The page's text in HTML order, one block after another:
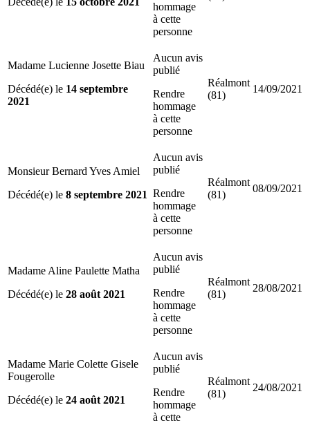
hommage
à cette
personne
Madame Lucienne Josette Biau
Décédé(e) le 14 septembre
2021
Aucun avis
publié
Rendre
hommage
à cette
personne
Réalmont
(81)
14/09/2021
Monsieur Bernard Yves Amiel
Décédé(e) le 8 septembre 2021
Aucun avis
publié
Rendre
hommage
à cette
personne
Réalmont
(81)
08/09/2021
Madame Aline Paulette Matha
Décédé(e) le 28 août 2021
Aucun avis
publié
Rendre
hommage
à cette
personne
Réalmont
(81)
28/08/2021
Madame Marie Colette Gisele
Fougerolle
Décédé(e) le 24 août 2021
Aucun avis
publié
Rendre
hommage
à cette
Réalmont
(81)
24/08/2021